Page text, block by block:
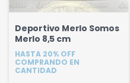
Deportivo Merlo Somos
Merlo 8,5 cm
HASTA 20% OFF
COMPRANDO EN
CANTIDAD